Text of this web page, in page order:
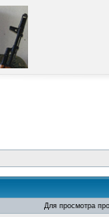
Для просмотра